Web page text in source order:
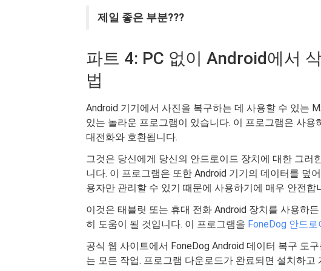
제일 좋은 부분???
파트 4: PC 없이 Android에서
법
Android 기기에서 사진을 복구하는 데 사용할 수 있는
있는 놀라운 프로그램이 있습니다. 이 프로그램은 사
대전화와 호환됩니다.
그것은 당신에게 당신의 안드로이드 장치에 대한 그러
니다. 이 프로그램은 또한 Android 기기의 데이터를 덮
용자만 관리할 수 있기 때문에 사용하기에 매우 안전합
이것은 태블릿 또는 휴대 전화 Android 장치를 사용하
히 도움이 될 것입니다. 이 프로그램을 FoneDog 안드
공식 웹 사이트에서 FoneDog Android 데이터 복구 도
는 모든 작업. 프로그램 다운로드가 완료되면 설치하